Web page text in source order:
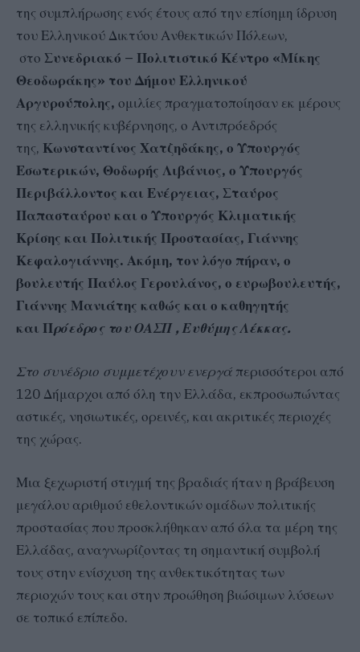
της συμπλήρωσης ενός έτους από την επίσημη ίδρυση
του Ελληνικού Δικτύου Ανθεκτικών Πόλεων,
στο Συνεδριακό – Πολιτιστικό Κέντρο «Μίκης
Θεοδωράκης» του Δήμου Ελληνικού
Αργυρούπολης, ομιλίες πραγματοποίησαν εκ μέρους
της ελληνικής κυβέρνησης, ο Αντιπρόεδρός
της, Κωνσταντίνος Χατζηδάκης, ο Υπουργός
Εσωτερικών, Θοδωρής Λιβάνιος, ο Υπουργός
Περιβάλλοντος και Ενέργειας, Σταύρος
Παπασταύρου και ο Υπουργός Κλιματικής
Κρίσης και Πολιτικής Προστασίας, Γιάννης
Κεφαλογιάννης. Ακόμη, τον λόγο πήραν, ο
βουλευτής Παύλος Γερουλάνος, ο ευρωβουλευτής,
Γιάννης Μανιάτης καθώς και ο καθηγητής
και Πρόεδρος του ΟΑΣΠ , Ευθύμης Λέκκας.
Στο συνέδριο συμμετέχουν ενεργά περισσότεροι από
120 Δήμαρχοι από όλη την Ελλάδα, εκπροσωπώντας
αστικές, νησιωτικές, ορεινές, και ακριτικές περιοχές
της χώρας.
Μια ξεχωριστή στιγμή της βραδιάς ήταν η βράβευση
μεγάλου αριθμού εθελοντικών ομάδων πολιτικής
προστασίας που προσκλήθηκαν από όλα τα μέρη της
Ελλάδας, αναγνωρίζοντας τη σημαντική συμβολή
τους στην ενίσχυση της ανθεκτικότητας των
περιοχών τους και στην προώθηση βιώσιμων λύσεων
σε τοπικό επίπεδο.